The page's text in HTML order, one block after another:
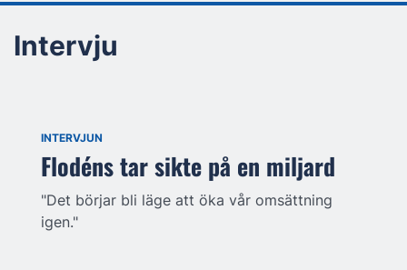
Intervju
INTERVJUN
Flodéns tar sikte på en miljard
"Det börjar bli läge att öka vår omsättning
igen."